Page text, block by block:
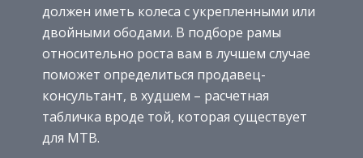
должен иметь колеса с укрепленными или
двойными ободами. В подборе рамы
относительно роста вам в лучшем случае
поможет определиться продавец-
консультант, в худшем – расчетная
табличка вроде той, которая существует
для MTB.